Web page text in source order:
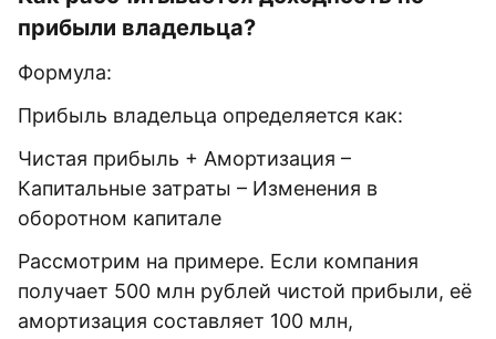
прибыли владельца?
Формула:
Прибыль владельца определяется как:
Чистая прибыль + Амортизация –
Капитальные затраты – Изменения в
оборотном капитале
Рассмотрим на примере. Если компания
получает 500 млн рублей чистой прибыли, её
амортизация составляет 100 млн,